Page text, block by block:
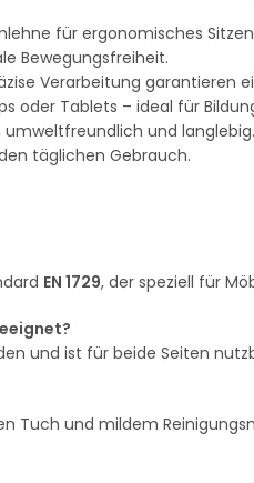
für ergonomisches
Bewegungsfreiheit.
Verarbeitung garantieren
oder Tablets – ideal für
umweltfreundlich und langlebig.
täglichen Gebrauch.
EN 1729, der speziell für
und ist für beide Seiten
Tuch und mildem